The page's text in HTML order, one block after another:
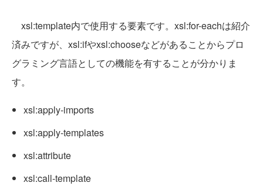
xsl:template内で使用する要素です。xsl:for-eachは紹介
済みですが、xsl:ifやxsl:chooseなどがあることからプロ
グラミング言語としての機能を有することが分かりま
す。
xsl:apply-imports
xsl:apply-templates
xsl:attribute
xsl:call-template